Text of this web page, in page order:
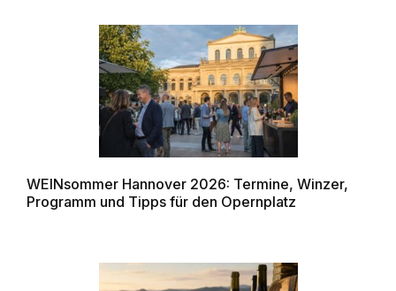
WEINsommer Hannover 2026: Termine, Winzer,
Programm und Tipps für den Opernplatz